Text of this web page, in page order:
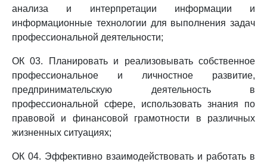
анализа и интерпретации информации и
информационные технологии для выполнения задач
профессиональной деятельности;
ОК 03. Планировать и реализовывать собственное
профессиональное и личностное развитие,
предпринимательскую деятельность в
профессиональной сфере, использовать знания по
правовой и финансовой грамотности в различных
жизненных ситуациях;
ОК 04. Эффективно взаимодействовать и работать в